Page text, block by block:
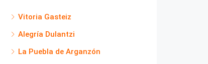
Vitoria Gasteiz
Alegría Dulantzi
La Puebla de Arganzón